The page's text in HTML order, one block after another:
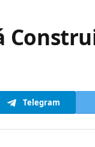
Telegram